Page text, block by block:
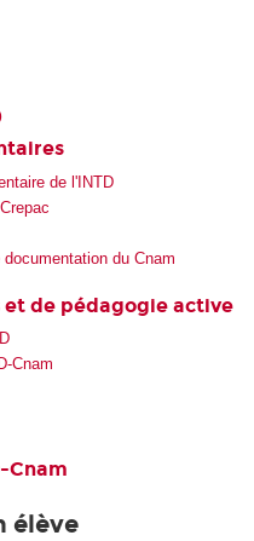
de l'INTD
du Cnam
et de pédagogie active
Cnam
Cnam
élève